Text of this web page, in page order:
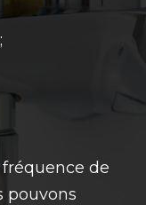
fréquence de
pouvons